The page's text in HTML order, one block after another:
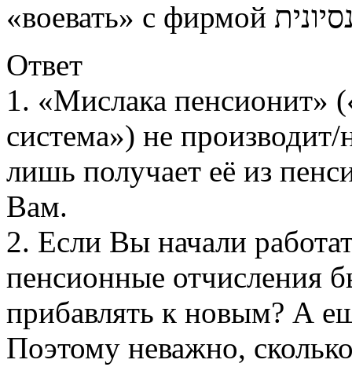
Ответ
1. «Мислака пенсионит»
система») не
лишь получает её из
Вам.
2. Если Вы начали
пенсионные отчисления
прибавлять к новым? А
Поэтому неважно,